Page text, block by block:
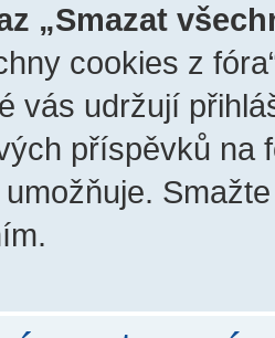
„Smazat
cookies z
vás udržují
příspěvků na